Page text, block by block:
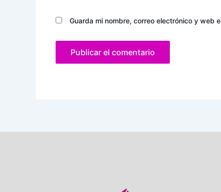
Guarda mi nombre, correo electrónico y web